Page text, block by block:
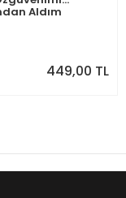
Aldım
449,00 TL